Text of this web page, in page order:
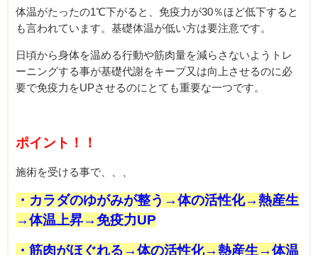
体温がたったの1℃下がると、免疫力が30％ほど低下すると
も言われています。基礎体温が低い方は要注意です。
日頃から身体を温める行動や筋肉量を減らさないようトレ
ーニングする事が基礎代謝をキープ又は向上させるのに必
要で免疫力をUPさせるのにとても重要な一つです。
ポイント！！
施術を受ける事で、、、
・カラダのゆがみが整う→体の活性化→熱産生
→体温上昇→免疫力UP
・筋肉がほぐれる→体の活性化→熱産生→体温